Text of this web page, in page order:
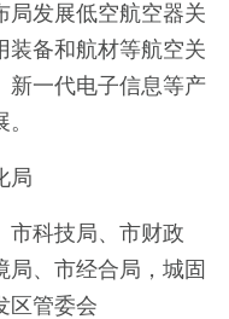
局发展低空航空器关
装备和航材等航空关
新一代电子信息等产
局
市科技局、市财政
局、市经合局，城固
区管委会